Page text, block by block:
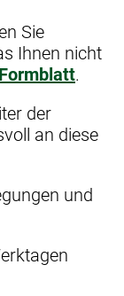
Sie
Ihnen nicht
Formblatt.
der
an diese
und